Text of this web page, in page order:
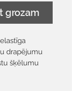
grozam
drapējumu
šķēlumu